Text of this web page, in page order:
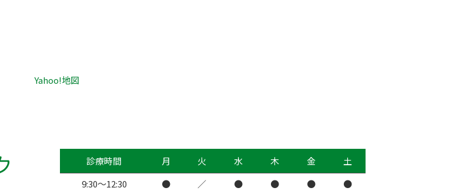
Yahoo!地図
診療時間 月 火 水 木 金
土
9:30〜12:30
● ／ ● ● ●
●